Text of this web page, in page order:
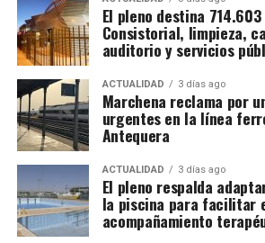
la monarquía, y fue precisamente
propició la llegada de la copia de
Ducal de Marchena.
Luis Cristóbal Ponce de León, II
un noble humanista y culto,
renacentista, que protegió y se
como el músico Cristóbal de
Juan Ruiz.
Comidas incluidas.
Transporte hasta las
Alta en la Seguridad Social
Los sindicatos advierten de que
trabajador por conseguirle una
viajar con el contrato acordado
explotación y desconfiar de
redes sociales que soliciten pagos
El pleno destina
Consistorial, limpieza,
auditorio y servicios
ACTUALIDAD 3 días ago
Marchena reclama por
urgentes en la línea
Antequera
ACTUALIDAD 3 días ago
El pleno respalda
la piscina para facilitar
acompañamiento